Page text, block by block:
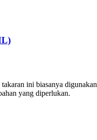
ini biasanya
yang diperlukan.